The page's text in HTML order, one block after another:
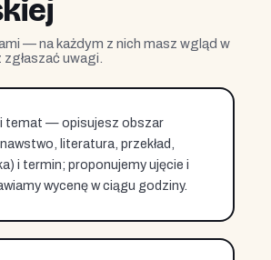
— na każdym z nich masz wgląd w
uwagi.
i temat — opisujesz obszar
literatura, przekład,
i termin; proponujemy ujęcie i
wycenę w ciągu godziny.